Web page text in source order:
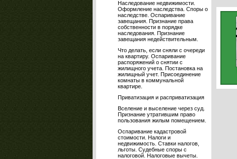
Наследование недвижимости.
Оформление наследства. Споры о
наследстве. Оспаривание
завещания. Признание права
собственности в порядке
наследования. Признание
завещания недействительным.
Что делать, если сняли с очереди
на квартиру. Оспаривание
распоряжений о снятии с
жилищного учета. Постановка на
жилищный учет. Присоединение
комнаты в коммунальной
квартире.
Приватизация и расприватизация
Вселение и выселение через суд.
Признание утратившим право
пользования жилым помещением.
Оспаривание кадастровой
стоимости. Налоги и
недвижимость. Ставки налогов,
льготы. Судебные споры с
налоговой. Налоговые вычеты.